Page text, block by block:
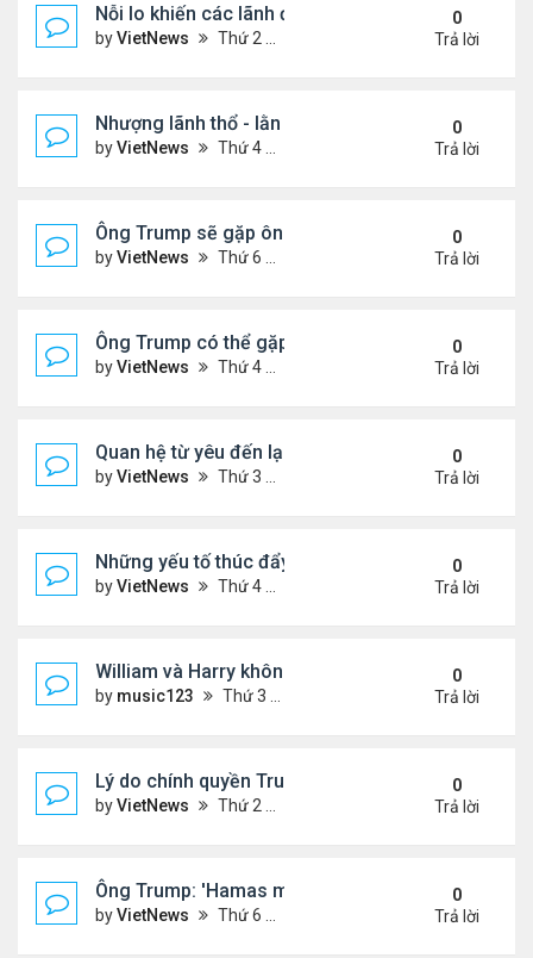
Nỗi lo khiến các lãnh đạo châu Âu tới Washington
byVietNews Thứ 2 Tháng 8 18, 2025 4:12 pm
0
Trả lời
Nhượng lãnh thổ - lằn ranh đỏ của Ukraine khi
byVietNews Thứ 4 Tháng 8 13, 2025 5:23 pm
0
Trả lời
Ông Trump sẽ gặp ông Putin tại Alaska vào tuần
byVietNews Thứ 6 Tháng 8 08, 2025 5:03 pm
0
Trả lời
Ông Trump có thể gặp ông Putin vào tuần tới
byVietNews Thứ 4 Tháng 8 06, 2025 4:29 pm
0
Trả lời
Quan hệ từ yêu đến lạnh nhạt của ông Trump với
byVietNews Thứ 3 Tháng 8 05, 2025 4:59 pm
0
Trả lời
Những yếu tố thúc đẩy Thái Lan - Campuchia
byVietNews Thứ 4 Tháng 7 30, 2025 5:43 pm
0
Trả lời
William và Harry không thừa kế nơi mẹ yên nghỉ!
by music123 Thứ 3 Tháng 7 29, 2025 5:03 pm
0
Trả lời
Lý do chính quyền Trump khó truy tố ông Obama
byVietNews Thứ 2 Tháng 7 28, 2025 5:24 pm
0
Trả lời
Ông Trump: 'Hamas muốn chết thay vì ngừng bắn'
byVietNews Thứ 6 Tháng 7 25, 2025 5:40 pm
0
Trả lời